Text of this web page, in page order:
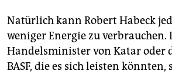
Natürlich kann Robert Habeck
weniger Energie zu verbrauchen.
Handelsminister von Katar oder
BASF, die es sich leisten